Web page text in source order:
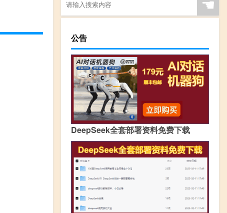
☚
公告
DeepSeek全套部署资料免费下载